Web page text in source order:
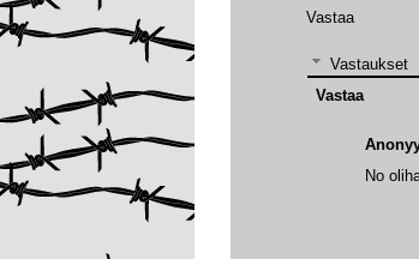
Vastaa
Vastaukset
No
Vastaa